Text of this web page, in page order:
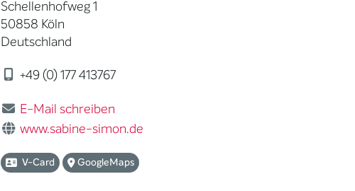
Schellenhofweg 1
50858 Köln
Deutschland
+49 (0) 177 413767
E-Mail schreiben
www.sabine-simon.de
V-Card GoogleMaps